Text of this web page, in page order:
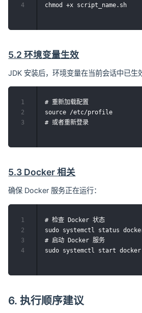
4
5.2 环境变量生效
JDK 安装后，环境变量在当前会话中已生
# 重新加载配置
source /etc/profile
1
2
3
5.3 Docker 相关
确保 Docker 服务正在运行：
# 检查 Docker 状态
sudo systemctl status
# 启动 Docker 服务
1
2
3
4
6. 执行顺序建议